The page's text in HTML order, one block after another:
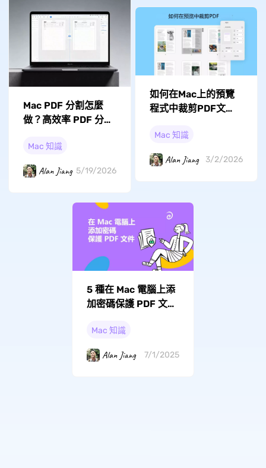
Mac PDF 分割怎麼
做？高效率 PDF 分割
Mac 知識
Alan Jiang 5/19/2026
如何在Mac上的預覽
程式中裁剪PDF文
Mac 知識
Alan Jiang 3/2/2026
5 種在 Mac 電腦上添
加密碼保護 PDF 文件
Mac 知識
Alan Jiang 7/1/2025